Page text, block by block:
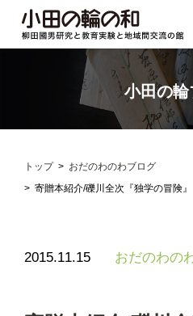
小田の輪
トップ
おだのわのわブログ
寄贈本紹介/礫川全次『独学の冒険』
2015.11.15 おだのわの